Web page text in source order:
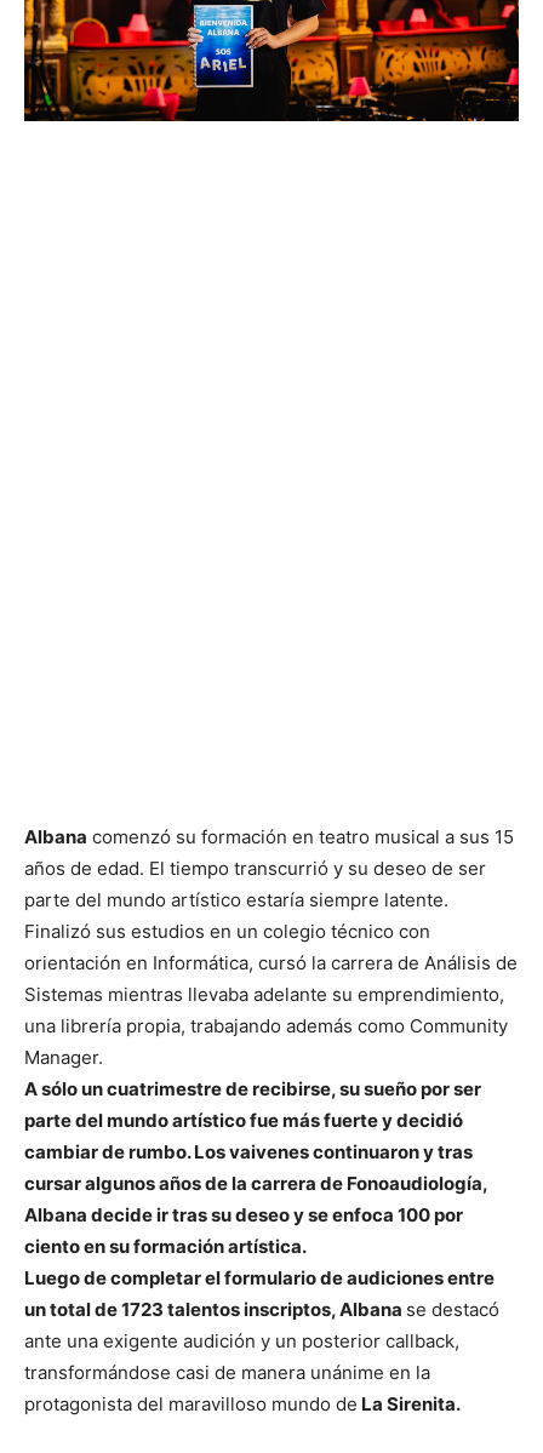
Albana comenzó su formación en teatro musical a sus 15
años de edad. El tiempo transcurrió y su deseo de ser
parte del mundo artístico estaría siempre latente.
Finalizó sus estudios en un colegio técnico con
orientación en Informática, cursó la carrera de Análisis de
Sistemas mientras llevaba adelante su emprendimiento,
una librería propia, trabajando además como Community
Manager.
A sólo un cuatrimestre de recibirse, su sueño por ser
parte del mundo artístico fue más fuerte y decidió
cambiar de rumbo. Los vaivenes continuaron y tras
cursar algunos años de la carrera de Fonoaudiología,
Albana decide ir tras su deseo y se enfoca 100 por
ciento en su formación artística.
Luego de completar el formulario de audiciones entre
un total de 1723 talentos inscriptos, Albana se destacó
ante una exigente audición y un posterior callback,
transformándose casi de manera unánime en la
protagonista del maravilloso mundo de La Sirenita.